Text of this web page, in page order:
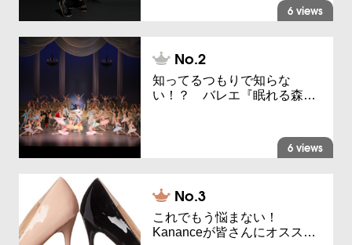
6 views
知ってるつもりで知らな
い！？ バレエ『眠れる森…
6 views
これでもう悩まない！
Kananceが皆さんにオスス…